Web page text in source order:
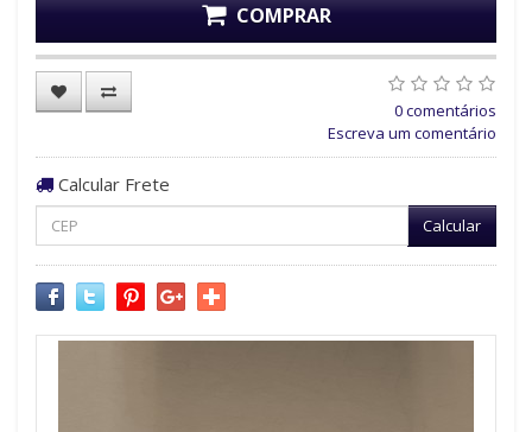
COMPRAR
0 comentários
Escreva um comentário
Calcular Frete
Calcular